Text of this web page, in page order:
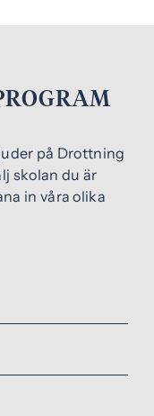
på Drottning
skolan du är
in våra olika